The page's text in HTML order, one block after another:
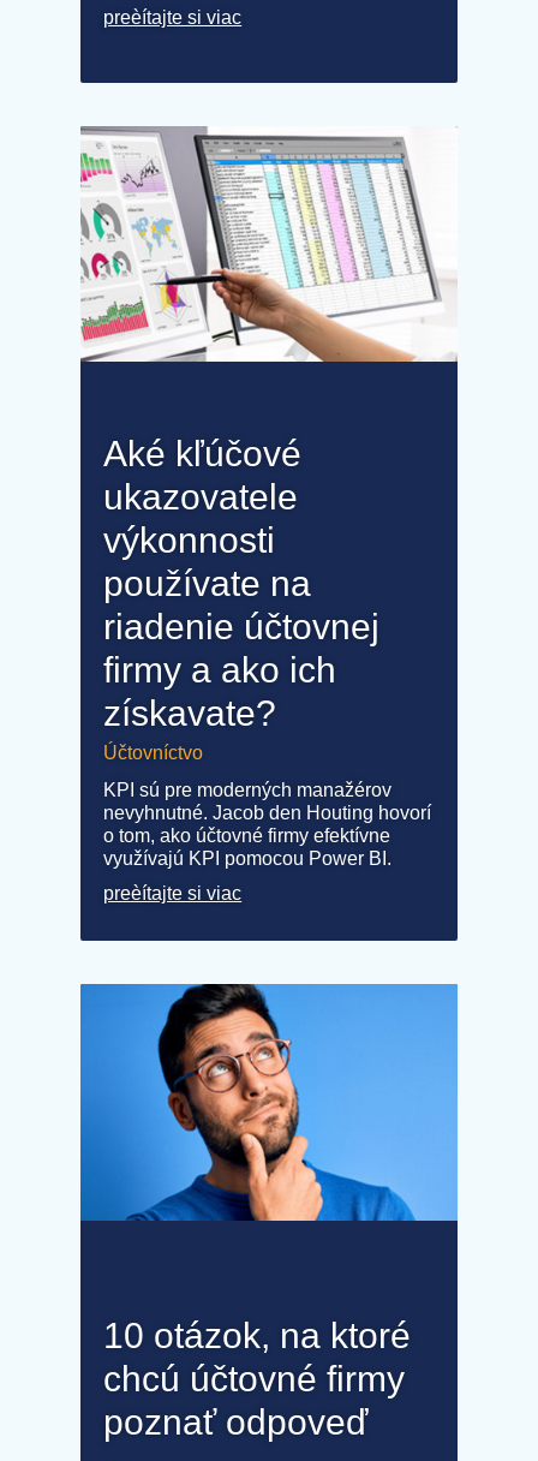
preèítajte si viac
Aké kľúčové
ukazovatele
výkonnosti
používate na
riadenie účtovnej
firmy a ako ich
získavate?
Účtovníctvo
KPI sú pre moderných manažérov
nevyhnutné. Jacob den Houting hovorí
o tom, ako účtovné firmy efektívne
využívajú KPI pomocou Power BI.
preèítajte si viac
10 otázok, na ktoré
chcú účtovné firmy
poznať odpoveď